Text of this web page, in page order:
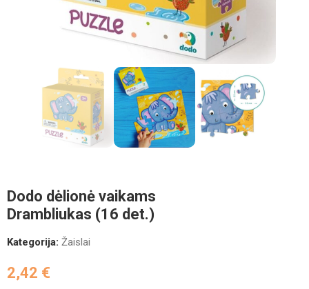
Dodo dėlionė vaikams
Drambliukas (16 det.)
Kategorija: Žaislai
2,42 €